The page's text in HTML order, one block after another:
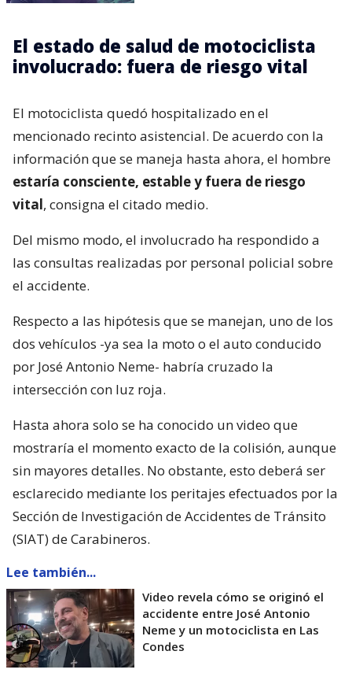
El estado de salud de motociclista
involucrado: fuera de riesgo vital
El motociclista quedó hospitalizado en el
mencionado recinto asistencial. De acuerdo con la
información que se maneja hasta ahora, el hombre
estaría consciente, estable y fuera de riesgo
vital, consigna el citado medio.
Del mismo modo, el involucrado ha respondido a
las consultas realizadas por personal policial sobre
el accidente.
Respecto a las hipótesis que se manejan, uno de los
dos vehículos -ya sea la moto o el auto conducido
por José Antonio Neme- habría cruzado la
intersección con luz roja.
Hasta ahora solo se ha conocido un video que
mostraría el momento exacto de la colisión, aunque
sin mayores detalles. No obstante, esto deberá ser
esclarecido mediante los peritajes efectuados por la
Sección de Investigación de Accidentes de Tránsito
(SIAT) de Carabineros.
Lee también...
Video revela cómo se originó el
accidente entre José Antonio
Neme y un motociclista en Las
Condes